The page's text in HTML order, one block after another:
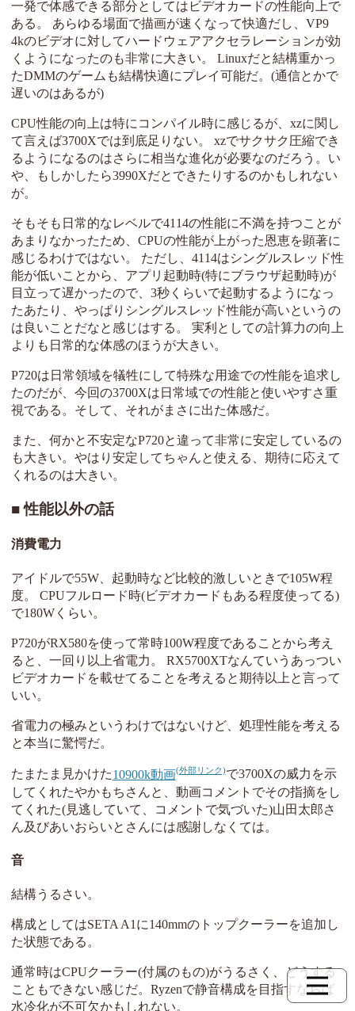
一発で体感できる部分としてはビデオカードの性能向上で
ある。 あらゆる場面で描画が速くなって快適だし、VP9
4kのビデオに対してハードウェアアクセラレーションが効
くようになったのも非常に大きい。 Linuxだと結構重かっ
たDMMのゲームも結構快適にプレイ可能だ。(通信とかで
遅いのはあるが)
CPU性能の向上は特にコンパイル時に感じるが、xzに関し
て言えば3700Xでは到底足りない。 xzでサクサク圧縮でき
るようになるのはさらに相当な進化が必要なのだろう。い
や、もしかしたら3990Xだとできたりするのかもしれない
が。
そもそも日常的なレベルで4114の性能に不満を持つことが
あまりなかったため、CPUの性能が上がった恩恵を顕著に
感じるわけではない。 ただし、4114はシングルスレッド性
能が低いことから、アプリ起動時(特にブラウザ起動時)が
目立って遅かったので、3秒くらいで起動するようになっ
たあたり、やっぱりシングルスレッド性能が高いというの
は良いことだなと感じはする。 実利としての計算力の向上
よりも日常的な体感のほうが大きい。
P720は日常領域を犠牲にして特殊な用途での性能を追求し
たのだが、今回の3700Xは日常域での性能と使いやすさ重
視である。そして、それがまさに出た体感だ。
また、何かと不安定なP720と違って非常に安定しているの
も大きい。やはり安定してちゃんと使える、期待に応えて
くれるのは大きい。
性能以外の話
消費電力
アイドルで55W、起動時など比較的激しいときで105W程
度。 CPUフルロード時(ビデオカードもある程度使ってる)
で180Wくらい。
P720がRX580を使って常時100W程度であることから考え
ると、一回り以上省電力。 RX5700XTなんていうあっつい
ビデオカードを載せてることを考えると期待以上と言って
いい。
省電力の極みというわけではないけど、処理性能を考える
と本当に驚愕だ。
たまたま見かけた10900k動画
で3700Xの威力を示
してくれたやかもちさんと、動画コメントでその指摘をし
てくれた(見逃していて、コメントで気づいた)山田太郎さ
ん及びあいおらいとさんには感謝しなくては。
音
結構うるさい。
構成としてはSETA A1に140mmのトップクーラーを追加し
た状態である。
通常時はCPUクーラー(付属のもの)がうるさく、どうする
こともできない感じだ。Ryzenで静音構成を目指すならば
水冷化が不可欠かもしれない。